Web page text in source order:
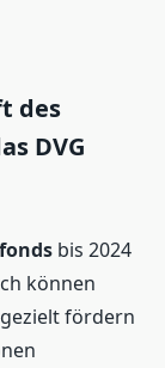
des
DVG
bis 2024
können
fördern